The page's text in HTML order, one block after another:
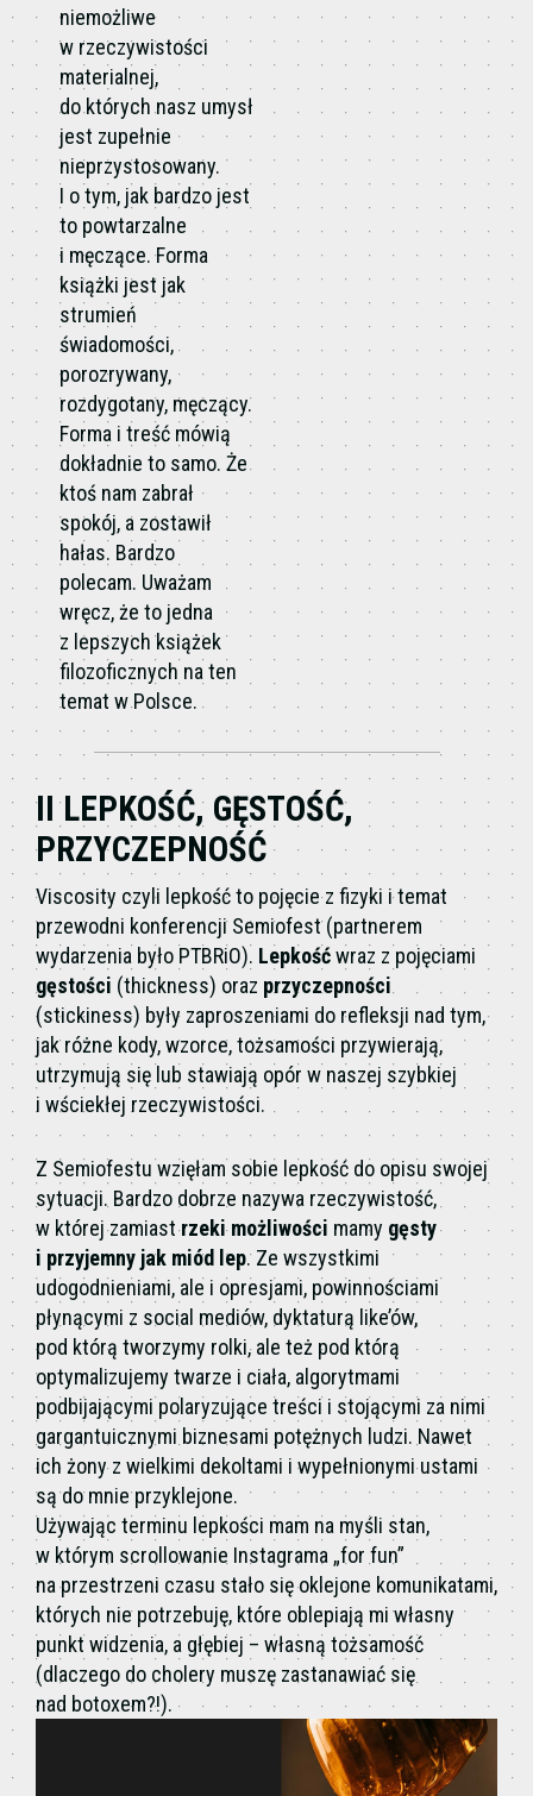
niemożliwe
w rzeczywistości
materialnej,
do których nasz umysł
jest zupełnie
nieprzystosowany.
I o tym, jak bardzo jest
to powtarzalne
i męczące. Forma
książki jest jak
strumień
świadomości,
porozrywany,
rozdygotany, męczący.
Forma i treść mówią
dokładnie to samo. Że
ktoś nam zabrał
spokój, a zostawił
hałas. Bardzo
polecam. Uważam
wręcz, że to jedna
z lepszych książek
filozoficznych na ten
temat w Polsce.
II LEPKOŚĆ, GĘSTOŚĆ,
PRZYCZEPNOŚĆ
Viscosity czyli lepkość to pojęcie z fizyki i temat
przewodni konferencji Semiofest (partnerem
wydarzenia było PTBRiO). Lepkośćwraz z pojęciami
gęstości (thickness) oraz przyczepności
(stickiness) były zaproszeniami do refleksji nad tym,
jak różne kody, wzorce, tożsamości przywierają,
utrzymują się lub stawiają opór w naszej szybkiej
i wściekłej rzeczywistości.
Z Semiofestu wzięłam sobie lepkość do opisu swojej
sytuacji. Bardzo dobrze nazywa rzeczywistość,
w której zamiastrzeki możliwości mamy gęsty
i przyjemny jak miód lep. Ze wszystkimi
udogodnieniami, ale i opresjami, powinnościami
płynącymi z social mediów, dyktaturą like’ów,
pod którą tworzymy rolki, ale też pod którą
optymalizujemy twarze i ciała, algorytmami
podbijającymi polaryzujące treści i stojącymi za nimi
gargantuicznymi biznesami potężnych ludzi. Nawet
ich żony z wielkimi dekoltami i wypełnionymi ustami
są do mnie przyklejone.
Używając terminu lepkości mam na myśli stan,
w którym scrollowanie Instagrama „for fun”
na przestrzeni czasu stało się oklejone komunikatami,
których nie potrzebuję, które oblepiają mi własny
punkt widzenia, a głębiej – własną tożsamość
(dlaczego do cholery muszę zastanawiać się
nad botoxem?!).